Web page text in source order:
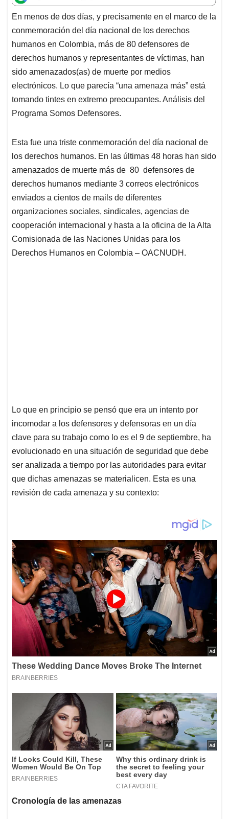
t
s
A
p
p
e
b
o
o
k
k
e
d
I
n
i
l
e
a
d
s
En menos de dos días, y precisamente en el marco de la
conmemoración del día nacional de los derechos
humanos en Colombia, más de 80 defensores de
derechos humanos y representantes de víctimas, han
sido amenazados(as) de muerte por medios
electrónicos. Lo que parecía “una amenaza más” está
tomando tintes en extremo preocupantes. Análisis del
Programa Somos Defensores.
Esta fue una triste conmemoración del día nacional de
los derechos humanos. En las últimas 48 horas han sido
amenazados de muerte más de 80 defensores de
derechos humanos mediante 3 correos electrónicos
enviados a cientos de mails de diferentes
organizaciones sociales, sindicales, agencias de
cooperación internacional y hasta a la oficina de la Alta
Comisionada de las Naciones Unidas para los
Derechos Humanos en Colombia – OACNUDH.
Lo que en principio se pensó que era un intento por
incomodar a los defensores y defensoras en un día
clave para su trabajo como lo es el 9 de septiembre, ha
evolucionado en una situación de seguridad que debe
ser analizada a tiempo por las autoridades para evitar
que dichas amenazas se materialicen. Esta es una
revisión de cada amenaza y su contexto:
Cronología de las amenazas